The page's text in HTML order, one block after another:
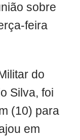
sobre
feira
do
Silva, foi
(10) para
em